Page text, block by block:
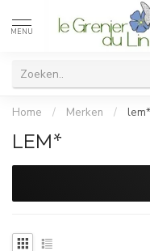
MENU
Home / Merken / lem*
LEM*